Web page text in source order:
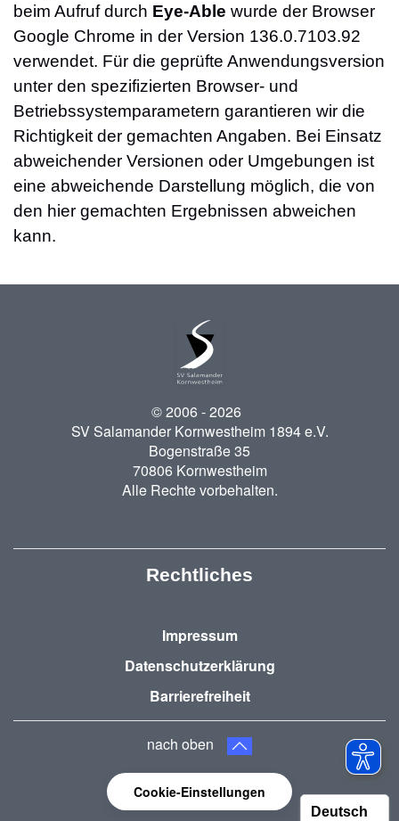
beim Aufruf durch Eye-Able wurde der Browser
Google Chrome in der Version 136.0.7103.92
verwendet. Für die geprüfte Anwendungsversion
unter den spezifizierten Browser- und
Betriebssystemparametern garantieren wir die
Richtigkeit der gemachten Angaben. Bei Einsatz
abweichender Versionen oder Umgebungen ist
eine abweichende Darstellung möglich, die von
den hier gemachten Ergebnissen abweichen
kann.
© 2006 -2026
SV Salamander Kornwestheim 1894 e.V.
Bogenstraße 35
70806 Kornwestheim
Alle Rechte vorbehalten.
Rechtliches
Impressum
Datenschutzerklärung
Barrierefreiheit
nach oben
Cookie-Einstellungen